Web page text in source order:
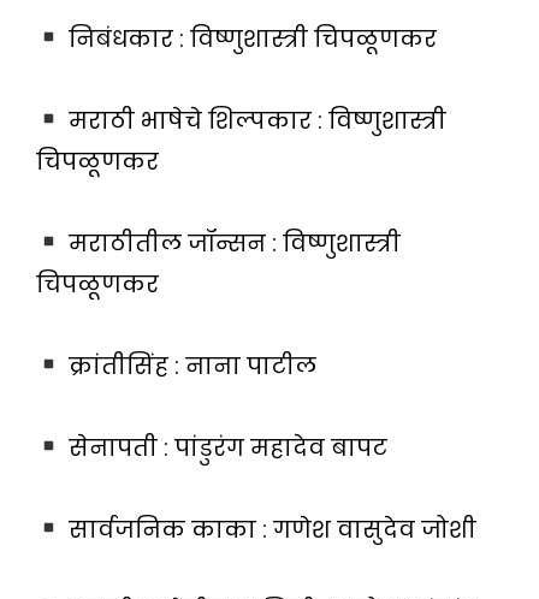
निबंधकार : विष्णुशास्त्री चिपळूणकर
मराठी भाषेचे शिल्पकार : विष्णुशास्त्री
चिपळूणकर
मराठीतील जॉन्सन : विष्णुशास्त्री
चिपळूणकर
क्रांतीसिंह : नाना पाटील
सेनापती : पांडुरंग महादेव बापट
सार्वजनिक काका : गणेश वासुदेव जोशी